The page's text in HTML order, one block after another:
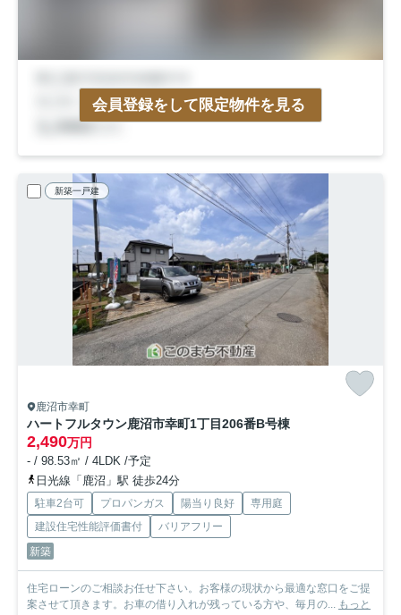
会員登録をして限定物件を見る
新築一戸建
鹿沼市幸町
ハートフルタウン鹿沼市幸町1丁目206番B号棟
2,490万円
- / 98.53㎡ / 4LDK /予定
日光線「鹿沼」駅 徒歩24分
駐車2台可 プロパンガス 陽当り良好
専用庭
建設住宅性能評価書付
バリアフリー
新築
住宅ローンのご相談お任せ下さい。お客様の現状から最適な窓口をご提
案させて頂きます。お車の借り入れが残っている方や、毎月の... もっと